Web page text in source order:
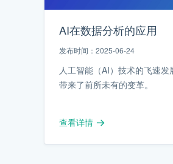
AI在数据分析的应用
发布时间：2025-06-24
人工智能（AI）技术的飞速
带来了前所未有的变革。
查看详情